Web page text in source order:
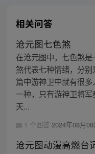
相关问答
沧元图七色煞
在沧元图中，七色煞
煞代表七种情绪，分
篇中游神卫中就有很
一种，只有游神卫将
天...
1 个回答 2024年08月
沧元图动漫高燃台